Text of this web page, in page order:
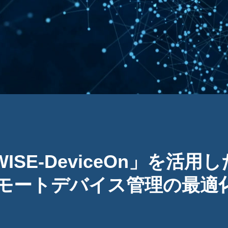
DeviceOn」を活用し
ートデバイス管理の最適